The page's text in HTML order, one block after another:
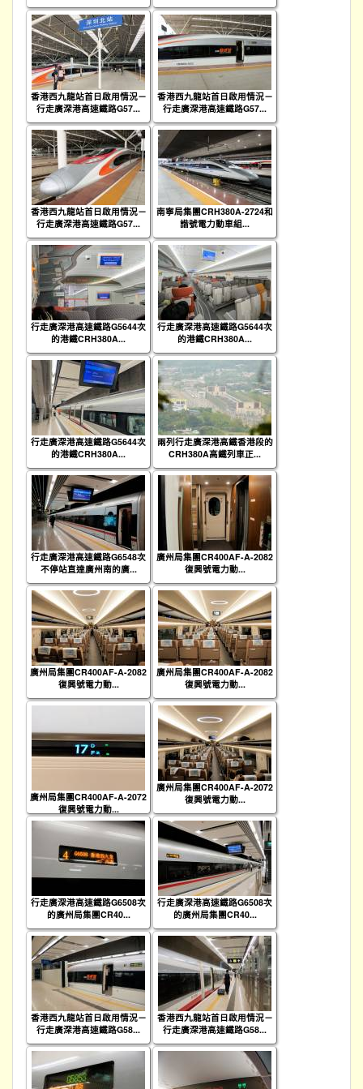
香港西九龍站首日啟用情況－
行走廣深港高速鐵路G57...
香港西九龍站首日啟用情況－
行走廣深港高速鐵路G57...
香港西九龍站首日啟用情況－
行走廣深港高速鐵路G57...
南寧局集團CRH380A-2724和
諧號電力動車組...
行走廣深港高速鐵路G5644次
的港鐵CRH380A...
行走廣深港高速鐵路G5644次
的港鐵CRH380A...
行走廣深港高速鐵路G5644次
的港鐵CRH380A...
兩列行走廣深港高鐵香港段的
CRH380A高鐵列車正...
行走廣深港高速鐵路G6548次
不停站直達廣州南的廣...
廣州局集團CR400AF-A-2082
復興號電力動...
廣州局集團CR400AF-A-2082
復興號電力動...
廣州局集團CR400AF-A-2082
復興號電力動...
廣州局集團CR400AF-A-2072
復興號電力動...
廣州局集團CR400AF-A-2072
復興號電力動...
行走廣深港高速鐵路G6508次
的廣州局集團CR40...
行走廣深港高速鐵路G6508次
的廣州局集團CR40...
香港西九龍站首日啟用情況－
行走廣深港高速鐵路G58...
香港西九龍站首日啟用情況－
行走廣深港高速鐵路G58...